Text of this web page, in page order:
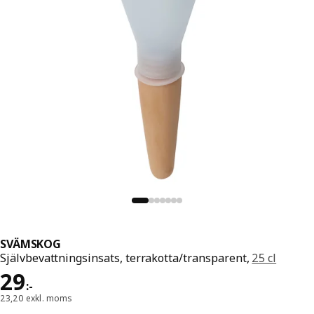
SVÄMSKOG
Självbevattningsinsats, terrakotta/transparent, 25 cl
29:-
Pris 29:-
23,20 exkl. moms